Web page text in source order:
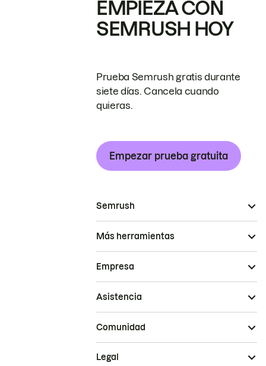
EMPIEZA CON
SEMRUSH HOY
Prueba Semrush gratis durante
siete días. Cancela cuando
quieras.
Empezar prueba gratuita
Semrush
Más herramientas
Empresa
Asistencia
Comunidad
Legal